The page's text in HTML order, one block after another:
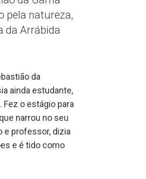
pela natureza,
da Arrábida
da
ainda estudante,
o estágio para
narrou no seu
e professor, dizia
e é tido como